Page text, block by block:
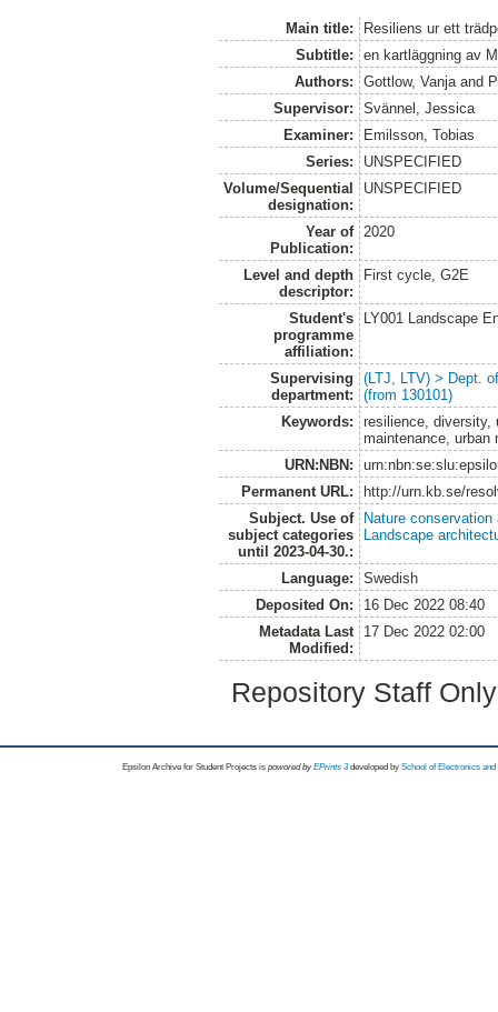
Main title:
Resiliens ur ett
Subtitle:
en kartläggning av
Authors:
Gottlow, Vanja and
Supervisor:
Svännel, Jessica
Examiner:
Emilsson, Tobias
Series:
UNSPECIFIED
Volume/Sequential
designation:
UNSPECIFIED
Year of
Publication:
2020
Level and depth
descriptor:
First cycle, G2E
Student's
programme
affiliation:
LY001 Landscape
Supervising
department:
(LTJ, LTV) > Dept.
(from 130101)
Keywords:
resilience, diversity,
maintenance, urban
URN:NBN:
Permanent URL:
http://urn.kb.se/
Subject. Use of
subject categories
until 2023-04-30.:
Nature
Landscape
Language:
Swedish
Deposited On:
16 Dec 2022 08:40
Metadata Last
Modified:
17 Dec 2022 02:00
Repository Staff
Epsilon Archive for Student Projects is powored byEPrints 3 developed by School of Electronics